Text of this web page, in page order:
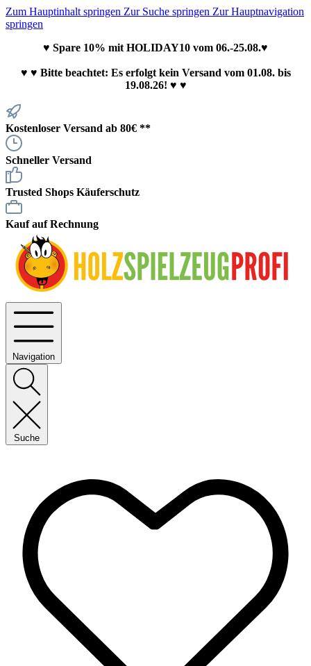
Zum Hauptinhalt springen Zur Suche springen Zur Hauptnavigation
springen
♥ Spare 10% mit HOLIDAY10 vom 06.-25.08.♥
♥ ♥ Bitte beachtet: Es erfolgt kein Versand vom 01.08. bis
19.08.26! ♥ ♥
Kostenloser Versand ab 80€ **
Schneller Versand
Trusted Shops Käuferschutz
Kauf auf Rechnung
Navigation
Suche